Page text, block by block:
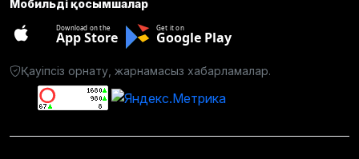
Мобильді қосымшалар
Download on the
App Store
Get it on
Google Play
Қауіпсіз орнату, жарнамасыз хабарламалар.